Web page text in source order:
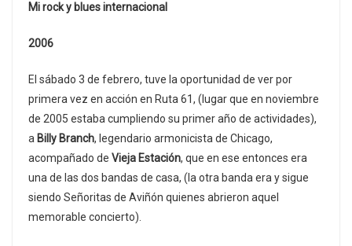
Mi rock y blues internacional
2006
El sábado 3 de febrero, tuve la oportunidad de ver por
primera vez en acción en Ruta 61, (lugar que en noviembre
de 2005 estaba cumpliendo su primer año de actividades),
a Billy Branch, legendario armonicista de Chicago,
acompañado de Vieja Estación, que en ese entonces era
una de las dos bandas de casa, (la otra banda era y sigue
siendo Señoritas de Aviñón quienes abrieron aquel
memorable concierto).